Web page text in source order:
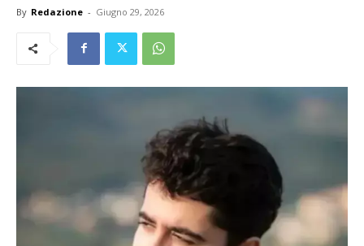
By Redazione - Giugno 29, 2026